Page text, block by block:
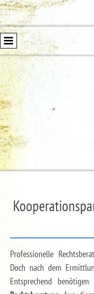
Professionelle
Doch nach dem
Entsprechend